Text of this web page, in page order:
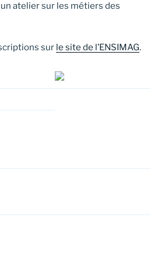
atelier sur les métiers des
sur le site de l’ENSIMAG.